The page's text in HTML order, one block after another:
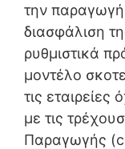
την παραγωγή
διασφάλιση
ρυθμιστικά
μοντέλο
τις
με τις
Παραγωγής